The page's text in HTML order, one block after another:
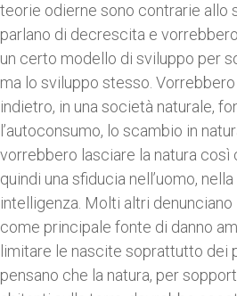
teorie odierne sono contrarie allo
parlano di decrescita e
un certo modello di sviluppo per
ma lo sviluppo stesso.
indietro, in una società naturale,
l’autoconsumo, lo scambio in
vorrebbero lasciare la natura così
quindi una sfiducia nell’uomo,
intelligenza. Molti altri
come principale fonte di danno
limitare le nascite soprattutto dei
pensano che la natura, per